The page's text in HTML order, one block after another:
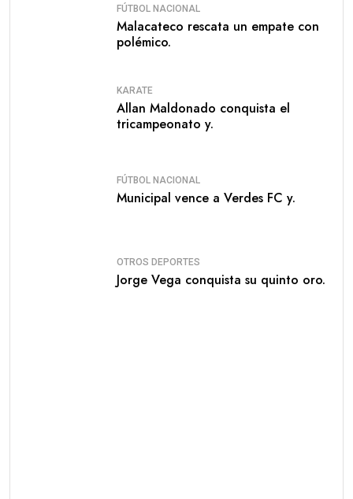
FÚTBOL NACIONAL
Malacateco rescata un empate con
polémico.
KARATE
Allan Maldonado conquista el
tricampeonato y.
FÚTBOL NACIONAL
Municipal vence a Verdes FC y.
OTROS DEPORTES
Jorge Vega conquista su quinto oro.